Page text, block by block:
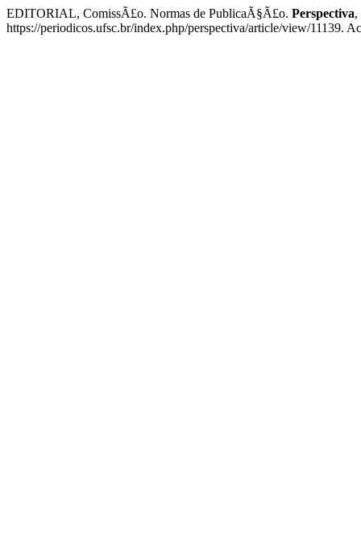
EDITORIAL, ComissÃ£o. Normas de PublicaÃ§Ã£o. Perspectiva,
https://periodicos.ufsc.br/index.php/perspectiva/article/view/11139.